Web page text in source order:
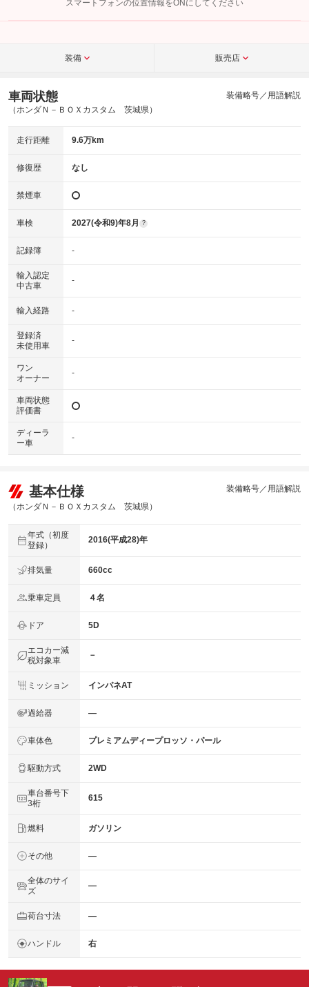
こちら
スマートフォンの位置情報をONにしてください
装備 販売店
車両状態
（ホンダＮ－ＢＯＸカスタム 茨城県）
装備略号／用語解説
走行距離 9.6万km
修復歴 なし
禁煙車
車検 2027(令和9)年8月 ?
記録簿 -
輸入認定
中古車
-
輸入経路 -
登録済
未使用車
-
ワン
オーナー
-
車両状態
評価書
ディーラ
ー車
-
基本仕様
（ホンダＮ－ＢＯＸカスタム 茨城県）
装備略号／用語解説
年式（初度
登録）
2016(平成28)年
排気量 660cc
乗車定員 ４名
ドア 5D
エコカー減
税対象車
－
ミッション インパネAT
過給器 ―
車体色 プレミアムディープロッソ・パール
駆動方式 2WD
車台番号下
3桁
615
燃料 ガソリン
その他 ―
全体のサイ
ズ
―
荷台寸法 ―
ハンドル 右